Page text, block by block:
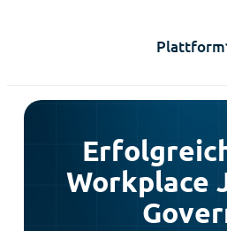
Plattform
Workplace